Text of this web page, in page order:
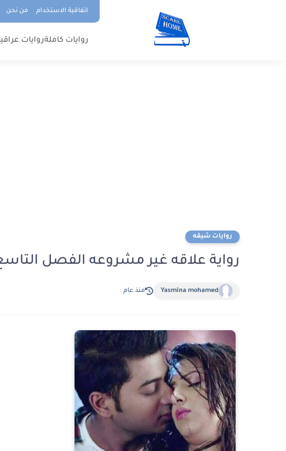
اتفاقية الاستخدام من نحن
روايات كاملةروايات
روايات شيقه
رواية علاقه غير مشروعه الفصل التاسع 9 بقلم فاطمه
Yasmina mohamed منذ عام